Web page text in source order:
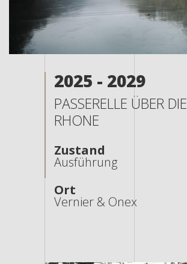
2025 - 2029
PASSERELLE ÜBER DIE
RHONE
Zustand
Ausführung
Ort
Vernier & Onex